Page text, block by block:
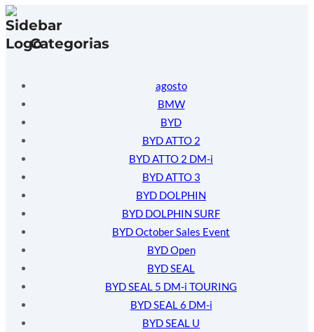
Categorias
agosto
BMW
BYD
BYD ATTO 2
BYD ATTO 2 DM-i
BYD ATTO 3
BYD DOLPHIN
BYD DOLPHIN SURF
BYD October Sales Event
BYD Open
BYD SEAL
BYD SEAL 5 DM-i TOURING
BYD SEAL 6 DM-i
BYD SEAL U